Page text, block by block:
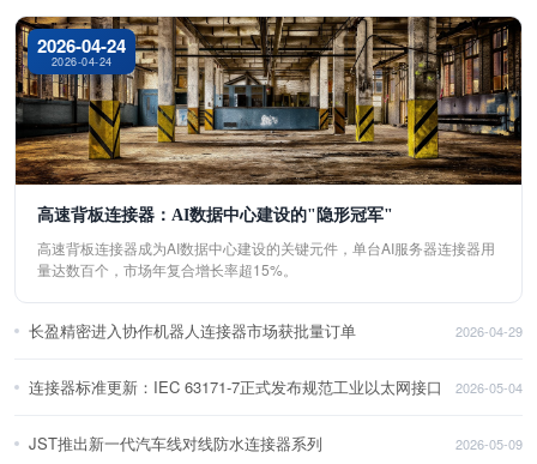
2026-04-24
2026-04-24
高速背板连接器：AI数据中心建设的"隐形冠军"
高速背板连接器成为AI数据中心建设的关键元件，单台AI服务器连接器用
量达数百个，市场年复合增长率超15%。
长盈精密进入协作机器人连接器市场获批量订单 2026-04-29
连接器标准更新：IEC 63171-7正式发布规范工业以太网接口 2026-05-04
JST推出新一代汽车线对线防水连接器系列 2026-05-09